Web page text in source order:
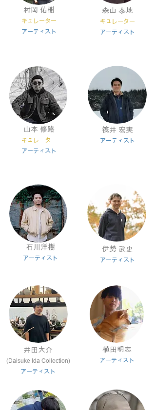
村岡 佑樹
キュレーター
​アーティスト
​森山 泰地
キュレーター
アーティスト
​山本 修路
キュレーター
アーティスト
筏井 宏実
アーティスト
石川洋樹
アーティスト
井田大介
(Daisuke Ida Collection)
アーティスト
伊勢 武史
アーティスト
植田明志
アーティスト